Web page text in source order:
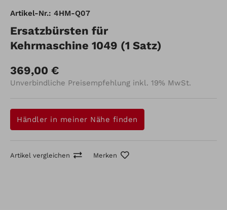
Artikel-Nr.: 4HM-Q07
Ersatzbürsten für
Kehrmaschine 1049 (1 Satz)
369,00 €
Unverbindliche Preisempfehlung inkl. 19% MwSt.
Händler in meiner Nähe finden
Artikel vergleichen Merken